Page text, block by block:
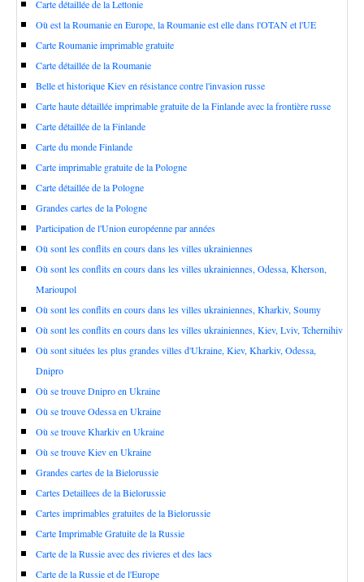
Carte détaillée de la Lettonie
Où est la Roumanie en Europe, la Roumanie est elle dans l'OTAN et l'UE
Carte Roumanie imprimable gratuite
Carte détaillée de la Roumanie
Belle et historique Kiev en résistance contre l'invasion russe
Carte haute détaillée imprimable gratuite de la Finlande avec la frontière russe
Carte détaillée de la Finlande
Carte du monde Finlande
Carte imprimable gratuite de la Pologne
Carte détaillée de la Pologne
Grandes cartes de la Pologne
Participation de l'Union européenne par années
Où sont les conflits en cours dans les villes ukrainiennes
Où sont les conflits en cours dans les villes ukrainiennes, Odessa, Kherson,
Marioupol
Où sont les conflits en cours dans les villes ukrainiennes, Kharkiv, Soumy
Où sont les conflits en cours dans les villes ukrainiennes, Kiev, Lviv, Tchernihiv
Où sont situées les plus grandes villes d'Ukraine, Kiev, Kharkiv, Odessa,
Dnipro
Où se trouve Dnipro en Ukraine
Où se trouve Odessa en Ukraine
Où se trouve Kharkiv en Ukraine
Où se trouve Kiev en Ukraine
Grandes cartes de la Bielorussie
Cartes Detaillees de la Bielorussie
Cartes imprimables gratuites de la Bielorussie
Carte Imprimable Gratuite de la Russie
Carte de la Russie avec des rivieres et des lacs
Carte de la Russie et de l'Europe